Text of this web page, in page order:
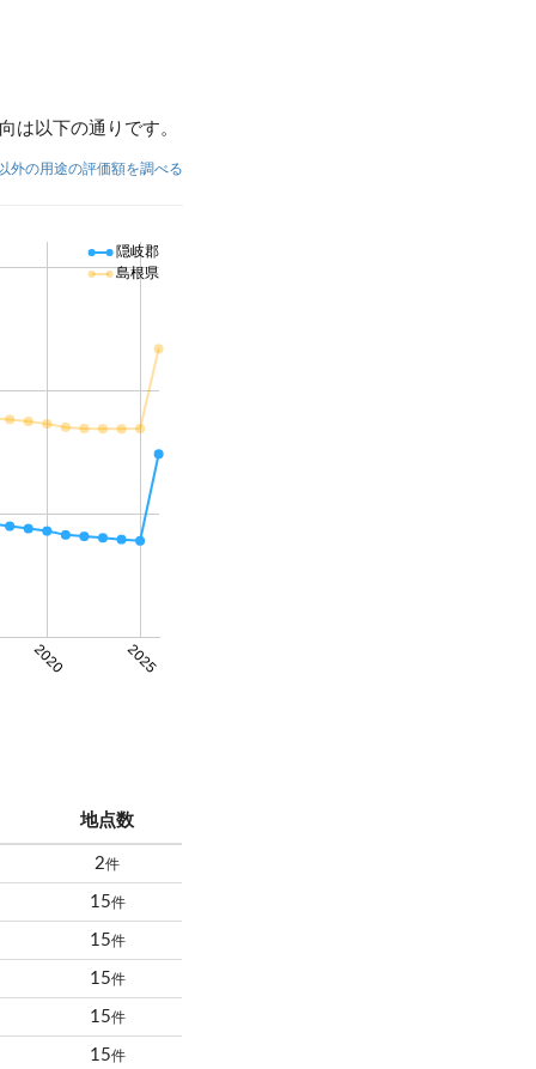
は以下の通りです。
外の用途の評価額を調べる
2020 2025
隠岐郡
島根県
地点数
2件
15件
15件
15件
15件
15件